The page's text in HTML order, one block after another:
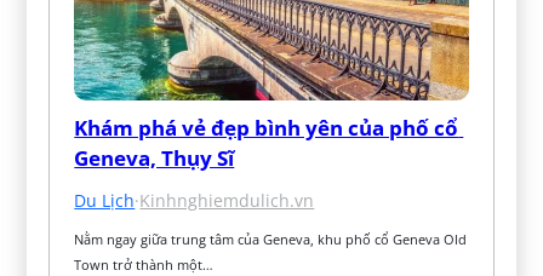
Khám phá vẻ đẹp bình yên của phố cổ
Geneva, Thụy Sĩ
Du Lịch·Kinhnghiemdulich.vn
Nằm ngay giữa trung tâm của Geneva, khu phố cổ Geneva Old
Town trở thành một…